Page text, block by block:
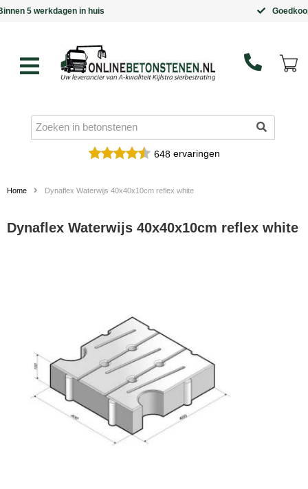
Goedkoopste leverancier van Kijlstra bestrating
648ervaringen
Home Dynaflex Waterwijs 40x40x10cm reflex white
Dynaflex Waterwijs 40x40x10cm reflex white